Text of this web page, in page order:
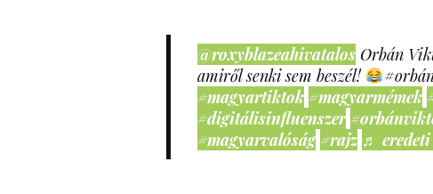
@roxyblazeahivatalos Orbán
amiről senki sem beszél!
#magyartiktok #magyarmémek
#digitálisinfluenszer
#magyarvalóság #rajz ♬ eredeti